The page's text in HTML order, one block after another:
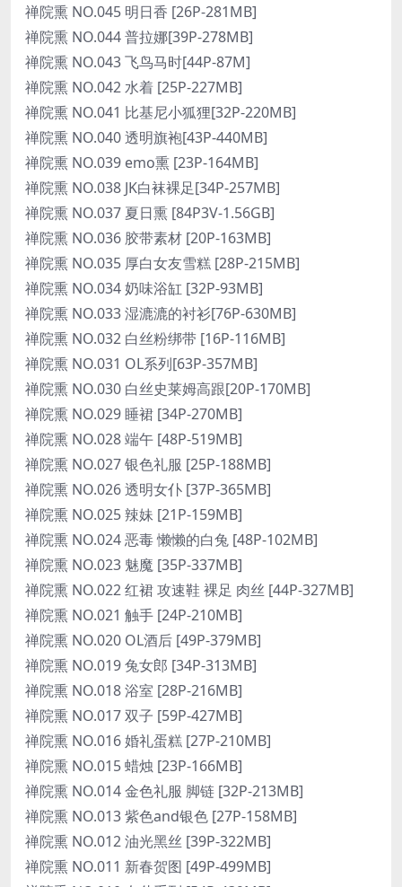
禅院熏 NO.045 明日香 [26P-281MB]
禅院熏 NO.044 普拉娜[39P-278MB]
禅院熏 NO.043 飞鸟马时[44P-87M]
禅院熏 NO.042 水着 [25P-227MB]
禅院熏 NO.041 比基尼小狐狸[32P-220MB]
禅院熏 NO.040 透明旗袍[43P-440MB]
禅院熏 NO.039 emo熏 [23P-164MB]
禅院熏 NO.038 JK白袜裸足[34P-257MB]
禅院熏 NO.037 夏日熏 [84P3V-1.56GB]
禅院熏 NO.036 胶带素材 [20P-163MB]
禅院熏 NO.035 厚白女友雪糕 [28P-215MB]
禅院熏 NO.034 奶味浴缸 [32P-93MB]
禅院熏 NO.033 湿漉漉的衬衫[76P-630MB]
禅院熏 NO.032 白丝粉绑带 [16P-116MB]
禅院熏 NO.031 OL系列[63P-357MB]
禅院熏 NO.030 白丝史莱姆高跟[20P-170MB]
禅院熏 NO.029 睡裙 [34P-270MB]
禅院熏 NO.028 端午 [48P-519MB]
禅院熏 NO.027 银色礼服 [25P-188MB]
禅院熏 NO.026 透明女仆 [37P-365MB]
禅院熏 NO.025 辣妹 [21P-159MB]
禅院熏 NO.024 恶毒 懒懒的白兔 [48P-102MB]
禅院熏 NO.023 魅魔 [35P-337MB]
禅院熏 NO.022 红裙 攻速鞋 裸足 肉丝 [44P-327MB]
禅院熏 NO.021 触手 [24P-210MB]
禅院熏 NO.020 OL酒后 [49P-379MB]
禅院熏 NO.019 兔女郎 [34P-313MB]
禅院熏 NO.018 浴室 [28P-216MB]
禅院熏 NO.017 双子 [59P-427MB]
禅院熏 NO.016 婚礼蛋糕 [27P-210MB]
禅院熏 NO.015 蜡烛 [23P-166MB]
禅院熏 NO.014 金色礼服 脚链 [32P-213MB]
禅院熏 NO.013 紫色and银色 [27P-158MB]
禅院熏 NO.012 油光黑丝 [39P-322MB]
禅院熏 NO.011 新春贺图 [49P-499MB]